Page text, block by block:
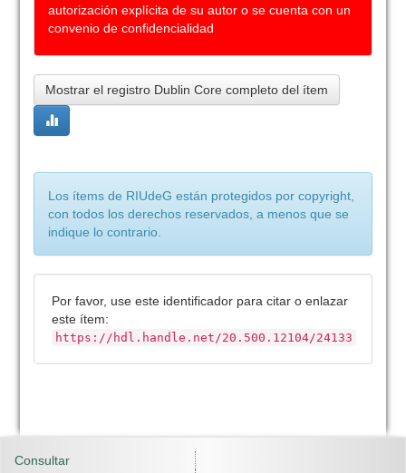
autorización explícita de su autor o se cuenta con un
convenio de confidencialidad
Mostrar el registro Dublin Core completo del ítem
Los ítems de RIUdeG están protegidos por copyright,
con todos los derechos reservados, a menos que se
indique lo contrario.
Por favor, use este identificador para citar o enlazar
este ítem:
https://hdl.handle.net/20.500.12104/24133
Consultar